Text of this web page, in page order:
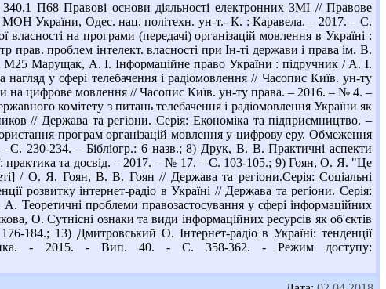
П68 Правові основи діяльності електронних ЗМІ // Правове
МОН України, Одес. нац. політехн. ун-т.- К. : Каравела. – 2017. – С.
на програми (передачі) організацій мовлення в Україні :
проблем інтелект. власності при Ін-ті держави і права ім. В.
Марущак, А. І. Інформаційне право України : підручник / А. І.
у сфері телебачення і радіомовлення // Часопис Київ. ун-ту
на цифрове мовлення // Часопис Київ. ун-ту права. – 2016. – № 4. –
комітету з питань телебачення і радіомовлення України як
// Держава та регіони. Серія: Економіка та підприємництво. –
програм організацій мовлення у цифрову еру. Обмеження
230-234. – Бібліогр.: 6 назв.; 8) Друк, В. В. Практичні аспекти
практика та досвід. – 2017. – № 17. – С. 103-105.; 9) Гоян, О. Я. "Це
/ О. Я. Гоян, В. В. Гоян // Держава та регіони.Серія: Соціальні
розвитку інтернет-радіо в Україні // Держава та регіони. Серія:
Теоретичні проблеми правозастосування у сфері інформаційних
О. Сутнісні ознаки та види інформаційних ресурсів як об'єктів
13) Дмитровський О. Інтернет-радіо в Україні: тенденції
- 2015. - Вип. 40. - С. 358-362. - Режим доступу: